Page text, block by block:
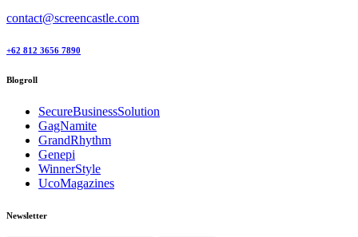
contact@screencastle.com
+62 812 3656 7890
Blogroll
SecureBusinessSolution
GagNamite
GrandRhythm
Genepi
WinnerStyle
UcoMagazines
Newsletter